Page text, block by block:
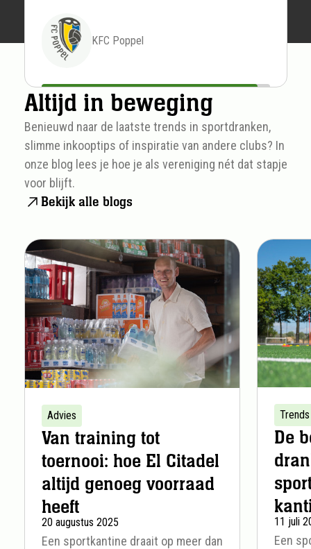
KFC Poppel
Altijd in beweging
Benieuwd naar de laatste trends in sportdranken,
slimme inkooptips of inspiratie van andere clubs? In
onze blog lees je hoe je als vereniging nét dat stapje
voor blijft.
Bekijk alle blogs
Van training tot
toernooi: hoe El Citadel
altijd genoeg voorraad
heeft
Advies
20 augustus 2025
Een sportkantine draait op meer dan
De
Trends
11 juli
Een